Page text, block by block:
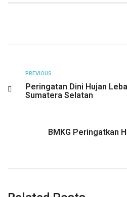
PREVIOUS
Peringatan Dini Hujan
Sumatera Selatan
BMKG Peringatkan